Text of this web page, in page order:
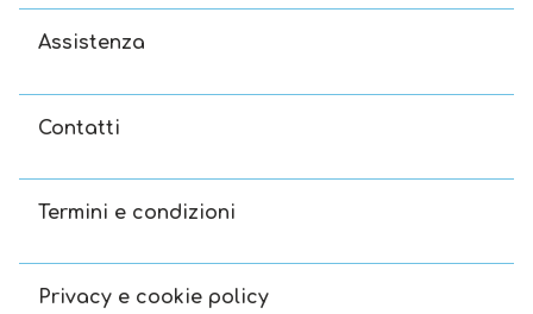
Assistenza
Contatti
Termini e condizioni
Privacy e cookie policy